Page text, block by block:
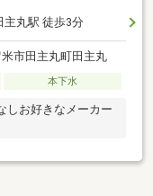
主丸駅 徒歩3分
市田主丸町田主丸
本下水
しお好きなメーカー